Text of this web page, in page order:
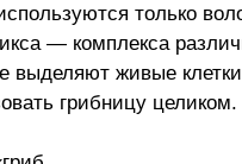
только
— комплекса
выделяют живые
грибницу целиком.